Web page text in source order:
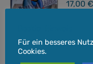
17,00€
Format:
Für ein besseres
Cookies.